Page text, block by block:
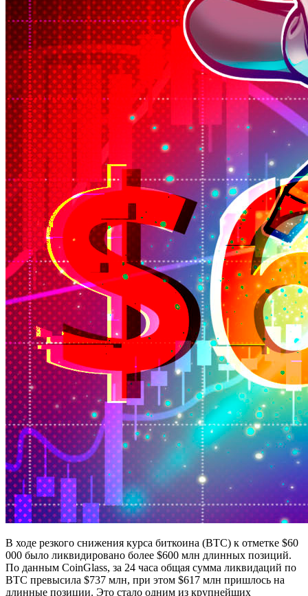
В ходе резкого снижения курса биткоина (BTC) к отметке $60
000 было ликвидировано более $600 млн длинных позиций.
По данным CoinGlass, за 24 часа общая сумма ликвидаций по
BTC превысила $737 млн, при этом $617 млн пришлось на
длинные позиции. Это стало одним из крупнейших